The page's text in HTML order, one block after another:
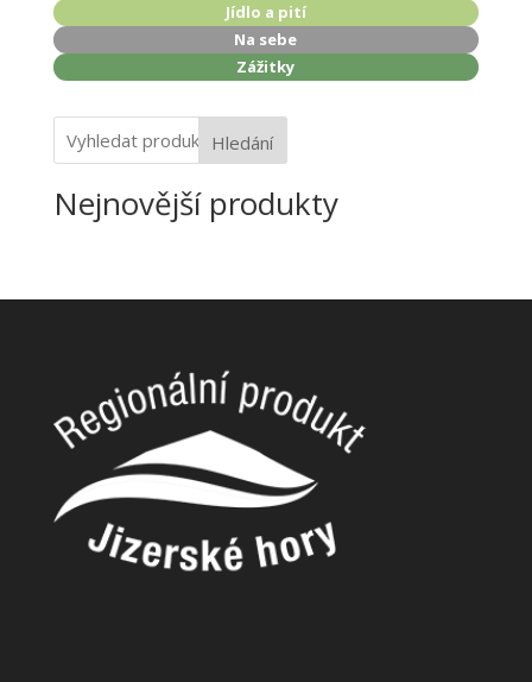
Jídlo a pití
Na sebe
Zážitky
Hledání
Nejnovější produkty